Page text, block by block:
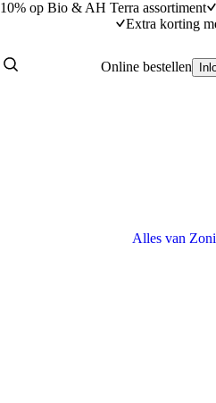
10% op Bio & AH Terra assortiment
Extra korting
Online bestellen
Alles van